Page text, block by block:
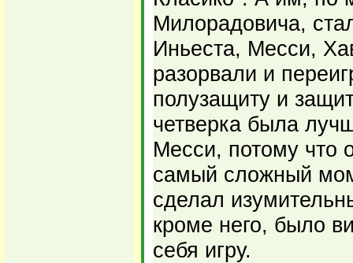
Милорадовича,
Иньеста, Месси,
разорвали и
полузащиту и
четверка была
Месси, потому что
самый сложный
сделал
кроме него, было
себя игру.